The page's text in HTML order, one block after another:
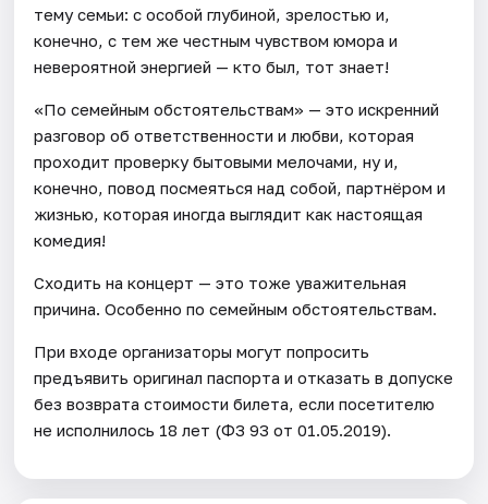
тему семьи: с особой глубиной, зрелостью и,
конечно, с тем же честным чувством юмора и
невероятной энергией — кто был, тот знает!
«По семейным обстоятельствам» — это искренний
разговор об ответственности и любви, которая
проходит проверку бытовыми мелочами, ну и,
конечно, повод посмеяться над собой, партнёром и
жизнью, которая иногда выглядит как настоящая
комедия!
Сходить на концерт — это тоже уважительная
причина. Особенно по семейным обстоятельствам.
При входе организаторы могут попросить
предъявить оригинал паспорта и отказать в допуске
без возврата стоимости билета, если посетителю
не исполнилось 18 лет (ФЗ 93 от 01.05.2019).